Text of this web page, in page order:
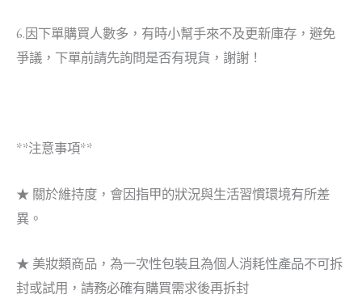
6.因下單購買人數多，有時小幫手來不及更新庫存，避免
爭議，下單前請先詢問是否有現貨，謝謝！
**注意事項**
★ 關於維持度，會因指甲的狀況與生活習慣環境有所差
異。
★ 美妝類商品，為一次性包裝且為個人消耗性產品不可拆
封或試用，請務必確有購買需求後再拆封